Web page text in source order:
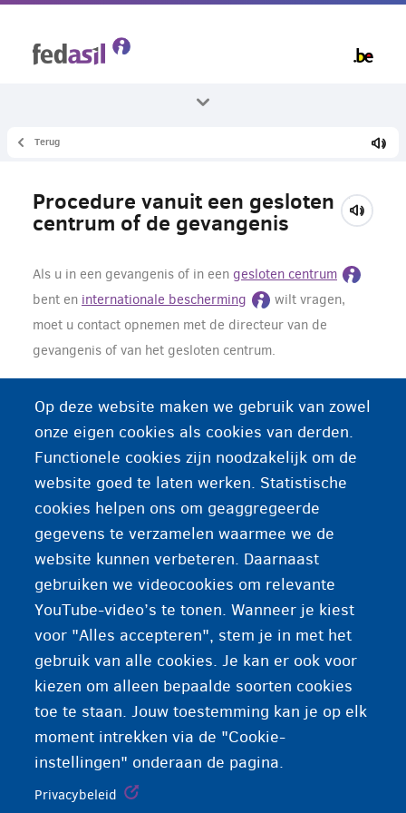
gaan
Alle thema's
Asiel aanvraag
Terug
Procedure vanuit een gesloten
centrum of de gevangenis
Als u in een gevangenis of in een gesloten centrum
bent en internationale bescherming
wilt vragen,
moet u contact opnemen met de directeur van de
gevangenis of van het gesloten centrum.
De directeur van de gevangenis of van het gesloten
centrum zal u de informatie geven die u nodig hebt om
de bescherming te vragen. U kunt ook hulp vragen aan
een advocaat
en aan verenigingen die
gevangenissen en gesloten centra bezoeken.
Op deze website maken we gebruik van zowel
onze eigen cookies als cookies van derden.
Functionele cookies zijn noodzakelijk om de
website goed te laten werken. Statistische
cookies helpen ons om geaggregeerde
gegevens te verzamelen waarmee we de
website kunnen verbeteren. Daarnaast
gebruiken we videocookies om relevante
YouTube-video’s te tonen. Wanneer je kiest
voor "Alles accepteren", stem je in met het
gebruik van alle cookies. Je kan er ook voor
kiezen om alleen bepaalde soorten cookies
toe te staan. Jouw toestemming kan je op elk
moment intrekken via de "Cookie-
instellingen" onderaan de pagina.
Privacybeleid